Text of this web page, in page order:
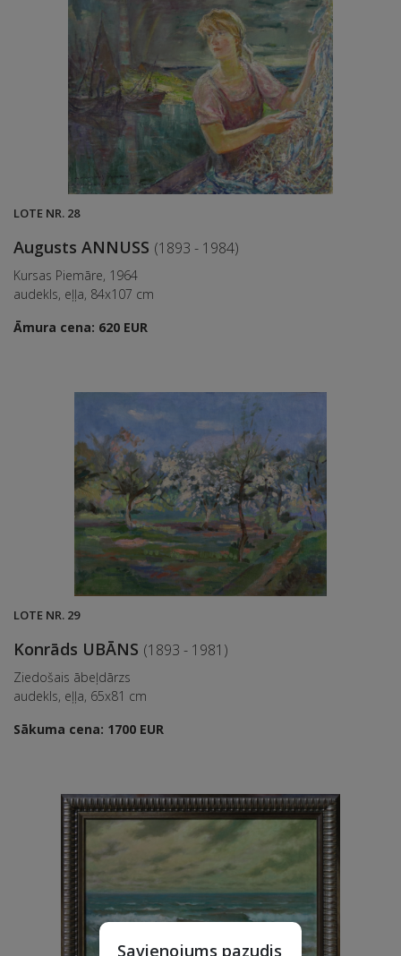
Savienojums pazudis
LOTE NR. 28
Augusts ANNUSS (1893 - 1984)
Kursas Piemāre, 1964
audekls, eļļa, 84x107 cm
Āmura cena: 620 EUR
LOTE NR. 29
Konrāds UBĀNS (1893 - 1981)
Ziedošais ābeļdārzs
audekls, eļļa, 65x81 cm
Sākuma cena: 1700 EUR